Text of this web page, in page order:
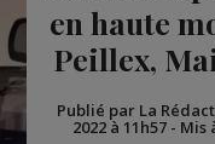
en haute
Peillex,
Publié par La
2022 à 11h57- Mis